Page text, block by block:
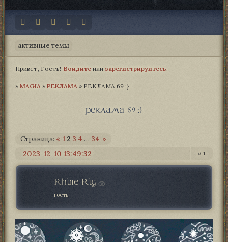
активные темы
Привет, Гость! Войдите или зарегистрируйтесь.
» MAGIA­ » РЕКЛАМА » РЕКЛАМА 69 :}
реклама 69 :}
Страница: « 1 2 3 4 … 34 »
1
2023-12-10 13:49:32
Rhine Rig
гость